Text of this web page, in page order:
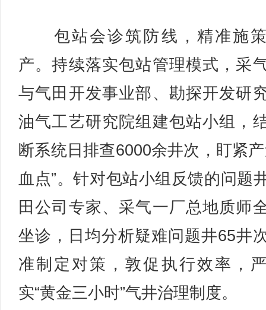
包站会诊筑防线，精准施
产。持续落实包站管理模式，采
与气田开发事业部、勘探开发研
油气工艺研究院组建包站小组，
断系统日排查6000余井次，盯紧产
血点”。针对包站小组反馈的问题
田公司专家、采气一厂总地质师
坐诊，日均分析疑难问题井65井
准制定对策，敦促执行效率，
实“黄金三小时”气井治理制度。